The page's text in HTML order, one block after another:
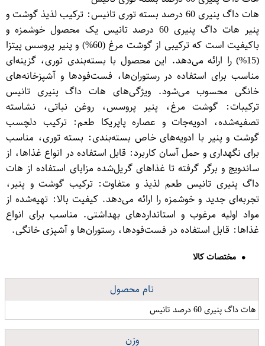
هات داگ پنیری 60 درصد بسته توری تانیس: ترکیب لذیذ گوشت و
پنیر هات داگ پنیری 60 درصد تانیس یک محصول خوشمزه و
باکیفیت است که ترکیبی از گوشت مرغ (60%) و پنیر پروسس پیتزا
(15%) را ارائه می‌دهد. این محصول با بسته‌بندی توری، گزینه‌ای
مناسب برای استفاده در رستوران‌ها، فست‌فودها و آشپزخانه‌های
خانگی محسوب می‌شود. ویژگی‌های هات داگ پنیری تانیس
ترکیبات: گوشت مرغ، پنیر پروسس، روغن نباتی، نشاسته
تصفیه‌شده، ادویه‌جات و عصاره پاپریکا طعم: ترکیب دلچسب
گوشت و پنیر با ادویه‌های خاص بسته‌بندی: بسته توری، مناسب
برای نگهداری و حمل آسان کاربرد: قابل استفاده در انواع غذاها، از
ساندویچ و برگر گرفته تا غذاهای گریل‌شده مزایای استفاده از هات
داگ پنیری تانیس طعم لذیذ و متفاوت: ترکیب گوشت و پنیر،
تجربه‌ای جدید و خوشمزه را ارائه می‌دهد. کیفیت بالا: تهیه‌شده از
مواد اولیه مرغوب و استانداردهای بهداشتی. مناسب برای انواع
غذاها: قابل استفاده در فست‌فودها، رستوران‌ها و آشپزی خانگی.
مختصات کالا
نام محصول
هات داگ پنیری 60 درصد تانیس
وزن